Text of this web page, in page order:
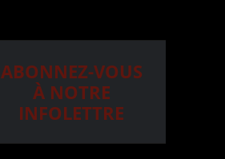
ABONNEZ-VOUS
À NOTRE
INFOLETTRE